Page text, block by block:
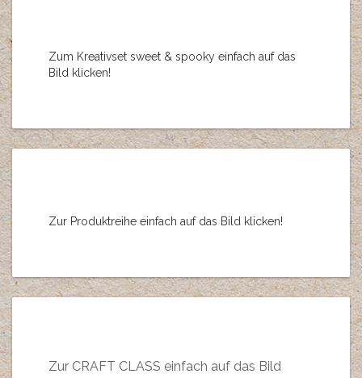
Zum Kreativset sweet & spooky einfach auf das
Bild klicken!
Zur Produktreihe einfach auf das Bild klicken!
Zur CRAFT CLASS einfach auf das Bild